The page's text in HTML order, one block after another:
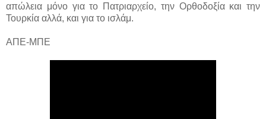
απώλεια μόνο για το Πατριαρχείο, την Ορθοδοξία και την
Τουρκία αλλά, και για το ισλάμ.
ΑΠΕ-ΜΠΕ